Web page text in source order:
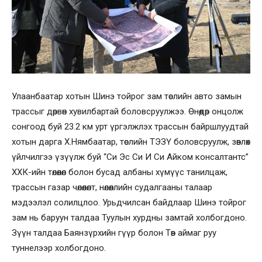
Улаанбаатар хотын Шинэ тойрог зам төслийн авто замын
трассыг дөрвөн хувилбартай боловсруулжээ. Өнөөдөр онцолж
сонгоод буй 23.2 км урт үргэлжлэх трассын байршлуудтай
хотын дарга Х.Нямбаатар, төслийн ТЭЗҮ боловсруулж, зөвлөх
үйлчилгээ үзүүлж буй “Си Эс Си И Си Айком консалтантс”
ХХК-ийн төлөөлөл болон бусад албаны хүмүүс танилцаж,
трассын газар чөлөөлөлт, нөлөөллийн судалгааны талаар
мэдээлэл солилцлоо. Урьдчилсан байдлаар Шинэ тойрог
зам нь баруун талдаа Туулын хурдны замтай холбогдоно.
Зүүн талдаа Баянзүрхийн гүүр болон Төв аймаг руу
туннелээр холбогдоно.